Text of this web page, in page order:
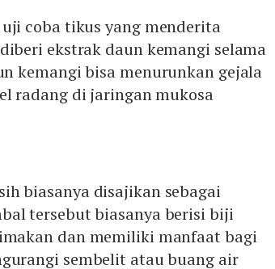
coba tikus yang menderita
ekstrak daun kemangi selama
kemangi bisa menurunkan gejala
radang di jaringan mukosa
biasanya disajikan sebagai
tersebut biasanya berisi biji
dan memiliki manfaat bagi
sembelit atau buang air